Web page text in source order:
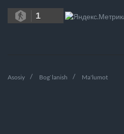
1
Asosiy Bog`lanish Ma'lumot